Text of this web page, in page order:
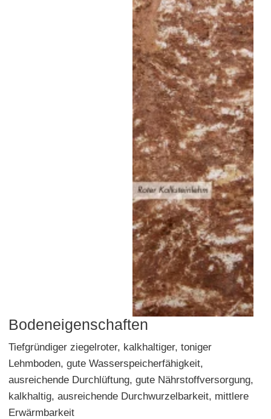
Bodeneigenschaften
Tiefgründiger ziegelroter, kalkhaltiger, toniger
Lehmboden, gute Wasserspeicherfähigkeit,
ausreichende Durchlüftung, gute Nährstoffversorgung,
kalkhaltig, ausreichende Durchwurzelbarkeit, mittlere
Erwärmbarkeit